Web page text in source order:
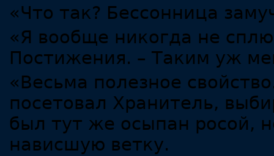
«Что так? Бессонница
«Я вообще никогда не
Постижения. – Таким уж
«Весьма полезное
посетовал Хранитель,
был тут же осыпан росой,
нависшую ветку.